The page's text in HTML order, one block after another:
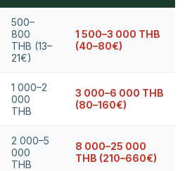
500–
800
THB (13–
21€)
1 500–3 000 THB
(40–80€)
1 000–2
000
THB
3 000–6 000 THB
(80–160€)
2 000–5
000
THB
8 000–25 000
THB (210–660€)